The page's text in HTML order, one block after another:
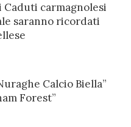
Caduti carmagnolesi
saranno ricordati
Calcio Biella”
Forest”